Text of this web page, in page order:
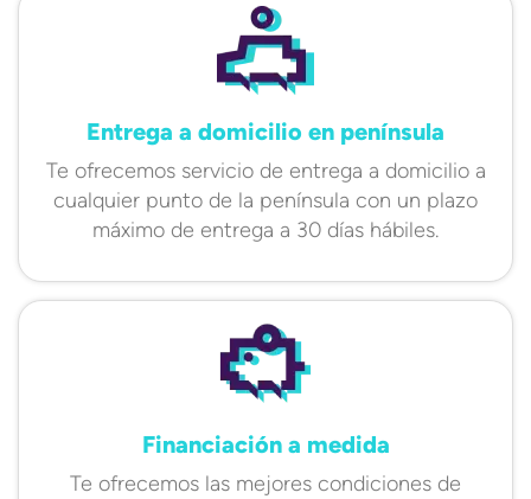
Entrega a domicilio en península
Te ofrecemos servicio de entrega a domicilio a
cualquier punto de la península con un plazo
máximo de entrega a 30 días hábiles.
Financiación a medida
Te ofrecemos las mejores condiciones de